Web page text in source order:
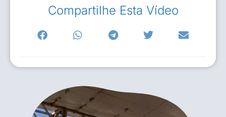
Compartilhe Esta Vídeo